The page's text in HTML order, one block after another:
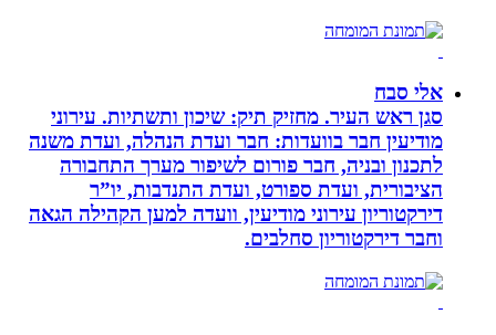
אלי סבח
סגן ראש העיר. מחזיק תיק: שיכון ותשתיות. עירוני
מודיעין חבר בוועדות: חבר ועדת הנהלה, ועדת משנה
לתכנון ובניה, חבר פורום לשיפור מערך התחבורה
הציבורית, ועדת ספורט, ועדת התנדבות, יו”ר
דירקטוריון עירוני מודיעין, וועדה למען הקהילה הגאה
וחבר דירקטוריון סחלבים.